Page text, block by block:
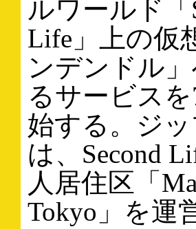
ルワールド「
Life」上の仮
ンデンドル
るサービス
始する。ジ
は、Second
人居住区「
Tokyo」を運